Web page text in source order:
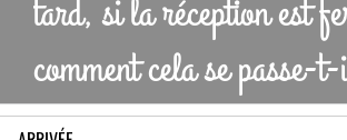
tard, si la réception est
comment cela se passe-